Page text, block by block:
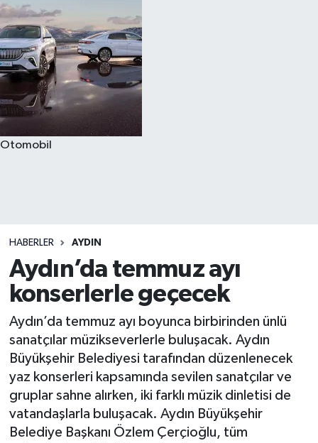
Otomobil
HABERLER AYDIN
Aydın’da temmuz ayı
konserlerle geçecek
Aydın’da temmuz ayı boyunca birbirinden ünlü
sanatçılar müzikseverlerle buluşacak. Aydın
Büyükşehir Belediyesi tarafından düzenlenecek
yaz konserleri kapsamında sevilen sanatçılar ve
gruplar sahne alırken, iki farklı müzik dinletisi de
vatandaşlarla buluşacak. Aydın Büyükşehir
Belediye Başkanı Özlem Çerçioğlu, tüm